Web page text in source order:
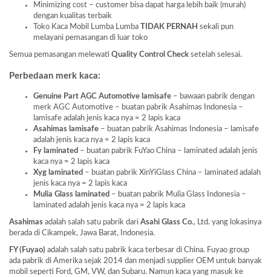
Minimizing cost – customer bisa dapat harga lebih baik (murah)
dengan kualitas terbaik
Toko Kaca Mobil Lumba Lumba TIDAK PERNAH sekali pun
melayani pemasangan di luar toko
Semua pemasangan melewati Quality Control Check setelah selesai.
Perbedaan merk kaca:
Genuine Part AGC Automotive lamisafe – bawaan pabrik dengan
merk AGC Automotive – buatan pabrik Asahimas Indonesia –
lamisafe adalah jenis kaca nya = 2 lapis kaca
Asahimas lamisafe – buatan pabrik Asahimas Indonesia – lamisafe
adalah jenis kaca nya = 2 lapis kaca
Fy laminated – buatan pabrik FuYao China – laminated adalah jenis
kaca nya = 2 lapis kaca
Xyg laminated – buatan pabrik XinYiGlass China – laminated adalah
jenis kaca nya = 2 lapis kaca
Mulia Glass laminated – buatan pabrik Mulia Glass Indonesia –
laminated adalah jenis kaca nya = 2 lapis kaca
Asahimas adalah salah satu pabrik dari Asahi Glass Co., Ltd. yang lokasinya
berada di Cikampek, Jawa Barat, Indonesia.
FY (Fuyao) adalah salah satu pabrik kaca terbesar di China. Fuyao group
ada pabrik di Amerika sejak 2014 dan menjadi supplier OEM untuk banyak
mobil seperti Ford, GM, VW, dan Subaru. Namun kaca yang masuk ke